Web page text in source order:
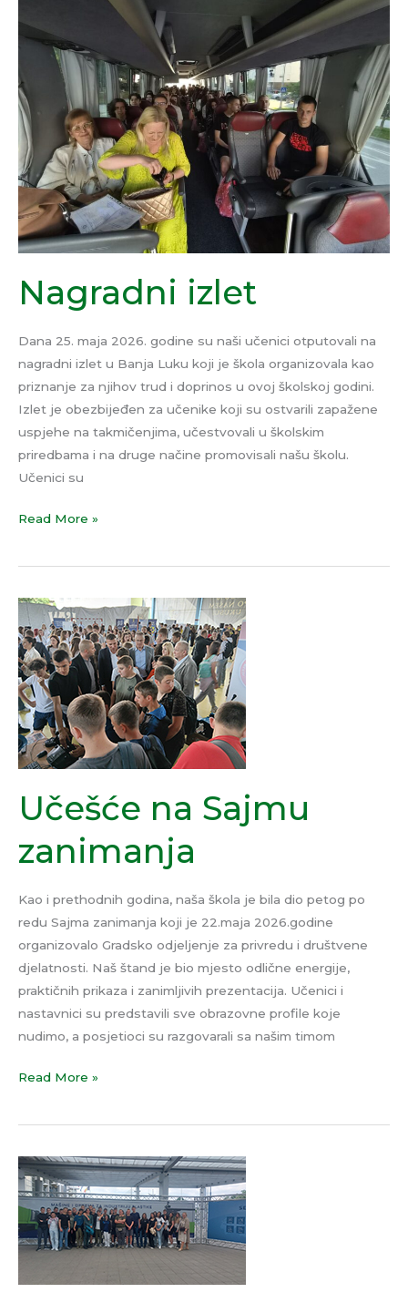
Nagradni izlet
Dana 25. maja 2026. godine su naši učenici otputovali na
nagradni izlet u Banja Luku koji je škola organizovala kao
priznanje za njihov trud i doprinos u ovoj školskoj godini.
Izlet je obezbijeđen za učenike koji su ostvarili zapažene
uspjehe na takmičenjima, učestvovali u školskim
priredbama i na druge načine promovisali našu školu.
Učenici su
Read More »
Učešće na Sajmu
zanimanja
Kao i prethodnih godina, naša škola je bila dio petog po
redu Sajma zanimanja koji je 22.maja 2026.godine
organizovalo Gradsko odjeljenje za privredu i društvene
djelatnosti. Naš štand je bio mjesto odlične energije,
praktičnih prikaza i zanimljivih prezentacija. Učenici i
nastavnici su predstavili sve obrazovne profile koje
nudimo, a posjetioci su razgovarali sa našim timom
Učešće
na
Sajmu
zanimanja
Read More »
Posjeta
Sajmu
tehnike
i